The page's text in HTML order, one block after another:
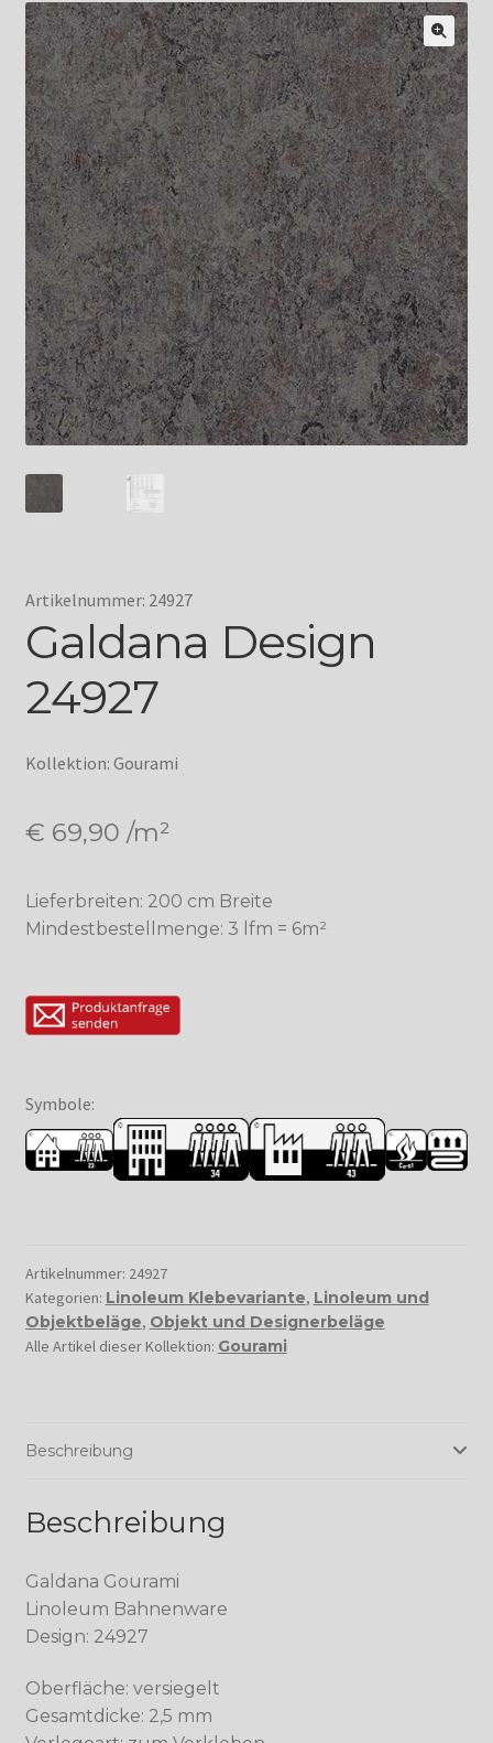
Artikelnummer: 24927
Galdana Design
24927
Kollektion: Gourami
€ 69,90 /m²
Lieferbreiten: 200 cm Breite
Mindestbestellmenge: 3 lfm = 6m²
Symbole:
Artikelnummer: 24927
Kategorien: Linoleum Klebevariante, Linoleum und
Objektbeläge, Objekt und Designerbeläge
Alle Artikel dieser Kollektion: Gourami
Beschreibung
Beschreibung
Galdana Gourami
Linoleum Bahnenware
Design: 24927
Oberfläche: versiegelt
Gesamtdicke: 2,5 mm